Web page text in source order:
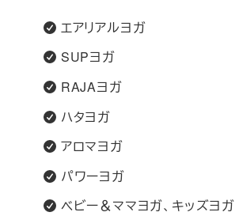
エアリアルヨガ
SUPヨガ
RAJAヨガ
ハタヨガ
アロマヨガ
パワーヨガ
ベビー＆ママヨガ、キッズヨガ